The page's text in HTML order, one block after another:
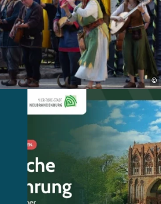
©
Weiterlesen: "Hafenkurkonzert